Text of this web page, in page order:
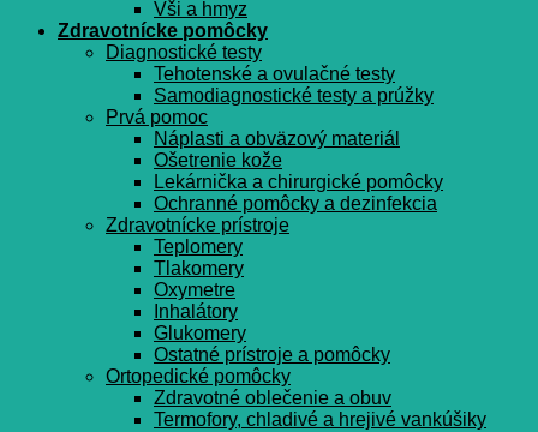
Vši a hmyz
Zdravotnícke pomôcky
Diagnostické testy
Tehotenské a ovulačné testy
Samodiagnostické testy a prúžky
Prvá pomoc
Náplasti a obväzový materiál
Ošetrenie kože
Lekárnička a chirurgické pomôcky
Ochranné pomôcky a dezinfekcia
Zdravotnícke prístroje
Teplomery
Tlakomery
Oxymetre
Inhalátory
Glukomery
Ostatné prístroje a pomôcky
Ortopedické pomôcky
Zdravotné oblečenie a obuv
Termofory, chladivé a hrejivé vankúšiky